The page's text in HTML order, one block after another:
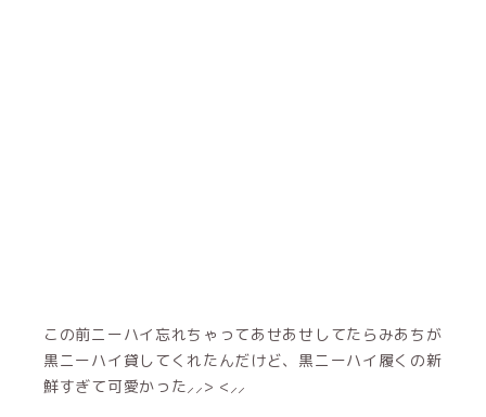
この前ニーハイ忘れちゃってあせあせしてたらみあちが
黒ニーハイ貸してくれたんだけど、黒ニーハイ履くの新
鮮すぎて可愛かった⸝⸝> <⸝⸝